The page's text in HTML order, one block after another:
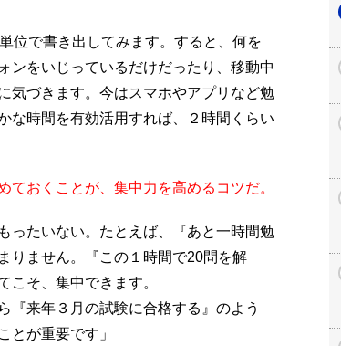
位で書き出してみます。すると、何を
ンをいじっているだけだったり、移動中
気づきます。今はスマホやアプリなど勉
な時間を有効活用すれば、２時間くらい
ておくことが、集中力を高めるコツだ。
ったいない。たとえば、『あと一時間勉
りません。『この１時間で20問を解
こそ、集中できます。
『来年３月の試験に合格する』のよう
とが重要です」